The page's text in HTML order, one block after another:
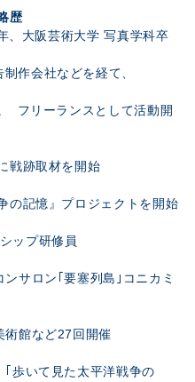
歴
大阪芸術大学 写真学科卒
作会社などを経て、
フリーランスとして活動開
戦跡取材を開始
の記憶』プロジェクトを開始
ップ研修員
サロン｢要塞列島｣コニカミ
術館など27回開催
歩いて見た太平洋戦争の